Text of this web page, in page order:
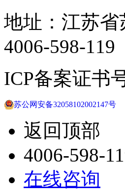
地址：江苏
4006-598-119
ICP备案证书
苏公网安备32058102002147号
返回顶部
4006-598-
在线咨询